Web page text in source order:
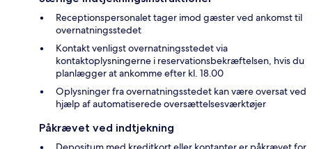
Receptionspersonalet tager imod gæster ved ankomst til
overnatningsstedet
Kontakt venligst overnatningsstedet via
kontaktoplysningerne i reservationsbekræftelsen, hvis du
planlægger at ankomme efter kl. 18.00
Oplysninger fra overnatningsstedet kan være oversat ved
hjælp af automatiserede oversættelsesværktøjer
Påkrævet ved indtjekning